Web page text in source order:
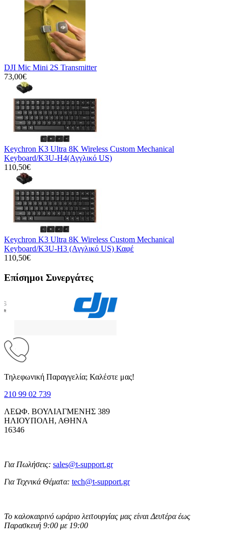
DJI Mic Mini 2S Transmitter
73,00€
Keychron K3 Ultra 8K Wireless Custom Mechanical
Keyboard/K3U-H4(Αγγλικό US)
110,50€
Keychron K3 Ultra 8K Wireless Custom Mechanical
Keyboard/K3U-H3 (Αγγλικό US) Καφέ
110,50€
Επίσημοι Συνεργάτες
Τηλεφωνική Παραγγελία; Καλέστε μας!
210 99 02 739
ΛΕΩΦ. ΒΟΥΛΙΑΓΜΕΝΗΣ 389
ΗΛΙΟΥΠΟΛΗ, ΑΘΗΝΑ
16346
Για Πωλήσεις: sales@t-support.gr
Για Τεχνικά Θέματα: tech@t-support.gr
Το καλοκαιρινό ωράριο λειτουργίας μας είναι Δευτέρα έως
Παρασκευή 9:00 με 19:00